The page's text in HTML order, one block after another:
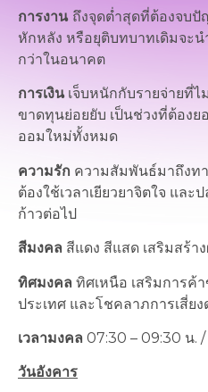
การงาน ถึงจุดต่ำสุดที่ต้องจบปั
หักหลัง หรือยุติบทบาทเดิมจะ
กว่าในอนาคต
การเงินเจ็บหนักกับรายจ่ายที่
ขาดทุนย่อยยับ เป็นช่วงที่ต้องย
ออมใหม่ทั้งหมด
ความรัก ความสัมพันธ์มาถึงท
ต้องใช้เวลาเยียวยาจิตใจ และ
ก้าวต่อไป
สีมงคล สีแดง สีแสด เสริมสร้า
ทิศมงคล ทิศเหนือ เสริมการค้
ประเทศ และโชคลาภการเสี่ยง
เวลามงคล 07:30 – 09:30 น. /
วันอังคาร